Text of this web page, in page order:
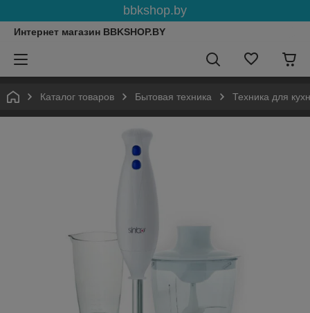
bbkshop.by
Интернет магазин BBKSHOP.BY
Каталог товаров Бытовая техника Техника для